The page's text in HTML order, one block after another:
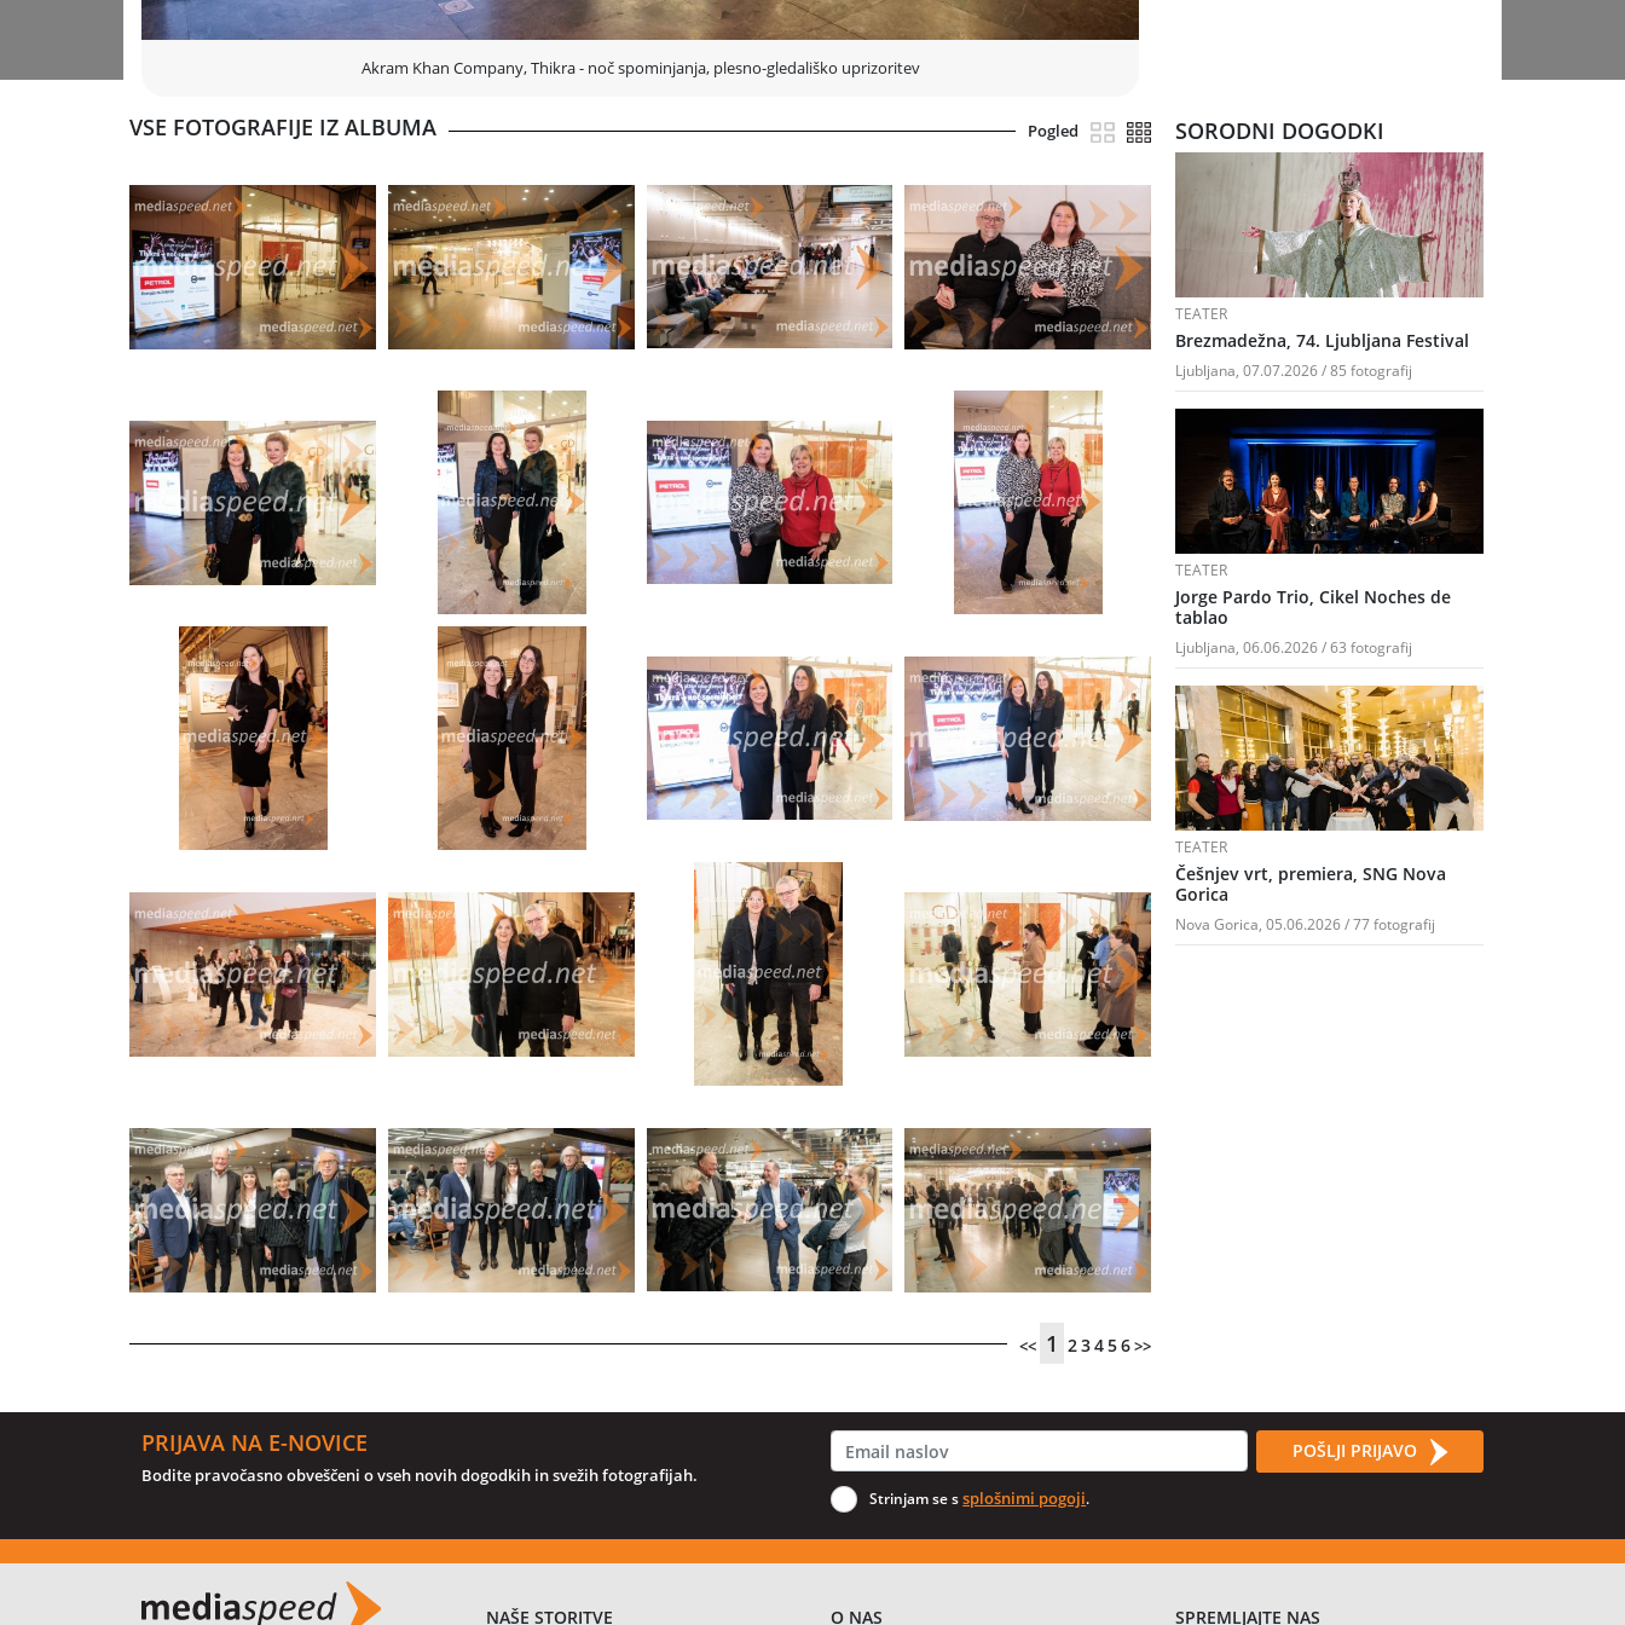
Akram Khan Company, Thikra - noč spominjanja, plesno-gledališko uprizoritev
VSE FOTOGRAFIJE IZ ALBUMA Pogled
<< 1 23456>>
SORODNI DOGODKI
TEATER
Brezmadežna, 74. Ljubljana Festival
Ljubljana, 07.07.2026 / 85 fotografij
TEATER
Jorge Pardo Trio, Cikel Noches de
tablao
Ljubljana, 06.06.2026 / 63 fotografij
TEATER
Češnjev vrt, premiera, SNG Nova
Gorica
Nova Gorica, 05.06.2026 / 77 fotografij
PRIJAVA NA E-NOVICE
Bodite pravočasno obveščeni o vseh novih dogodkih in svežih fotografijah.
POŠLJI PRIJAVO
Strinjam se ssplošnimi pogoji.
NAŠE STORITVE O NAS SPREMLJAJTE NAS